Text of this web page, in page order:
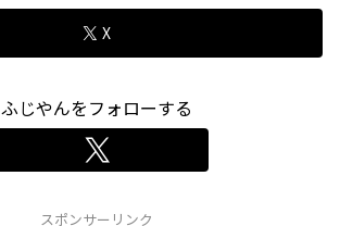
X
ふじやんをフォローする
スポンサーリンク